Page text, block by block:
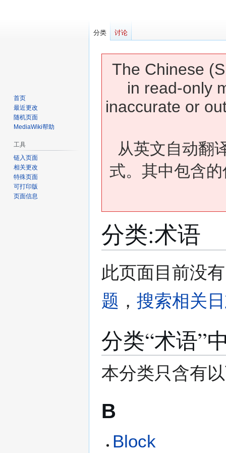
The Chinese
in read-only
inaccurate or
从英文自动翻
式。其中包含
分类:术语
跳
转
导
航
跳
转
搜
索
此页面目前没
题 ， 搜索相关
分类“术语”
本分类只含有
B
Block
分类 讨论
首页
最近更改
随机页面
MediaWiki帮助
工具
链入页面
相关更改
特殊页面
可打印版
页面信息